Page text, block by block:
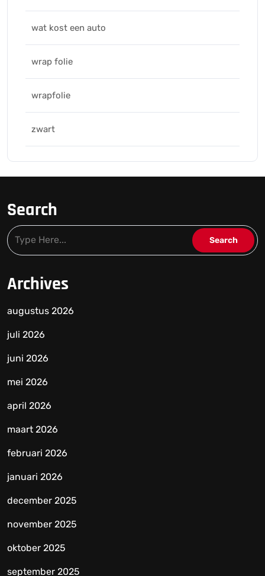
wat kost een auto
wrap folie
wrapfolie
zwart
Search
Archives
augustus 2026
juli 2026
juni 2026
mei 2026
april 2026
maart 2026
februari 2026
januari 2026
december 2025
november 2025
oktober 2025
september 2025